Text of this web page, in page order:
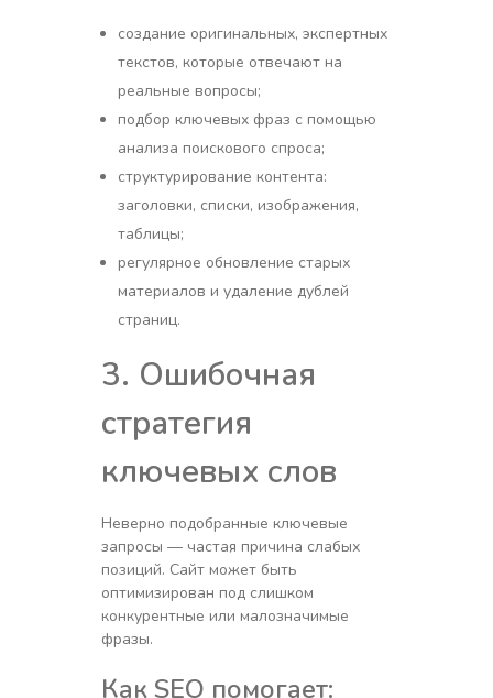
создание оригинальных, экспертных
текстов, которые отвечают на
реальные вопросы;
подбор ключевых фраз с помощью
анализа поискового спроса;
структурирование контента:
заголовки, списки, изображения,
таблицы;
регулярное обновление старых
материалов и удаление дублей
страниц.
3. Ошибочная
стратегия
ключевых слов
Неверно подобранные ключевые
запросы — частая причина слабых
позиций. Сайт может быть
оптимизирован под слишком
конкурентные или малозначимые
фразы.
Как SEO помогает: